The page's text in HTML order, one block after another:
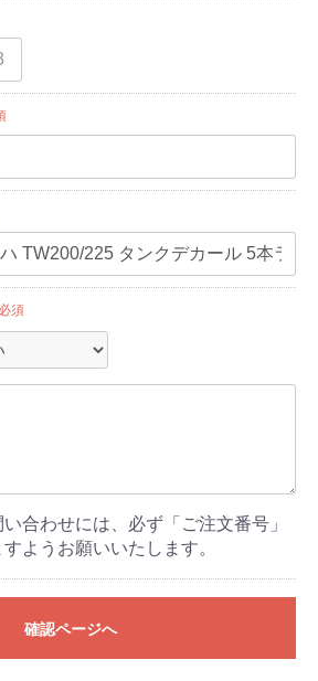
必須
合わせには、必ず「ご注文番号」
ようお願いいたします。
確認ページへ